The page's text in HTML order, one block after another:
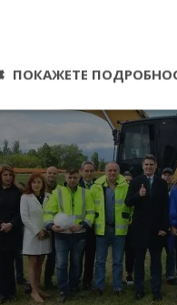
ПОКАЖЕТЕ
Строго
Строго необходимите бисквитки
управление на акаунта.
Име
cookie_notice_accepted